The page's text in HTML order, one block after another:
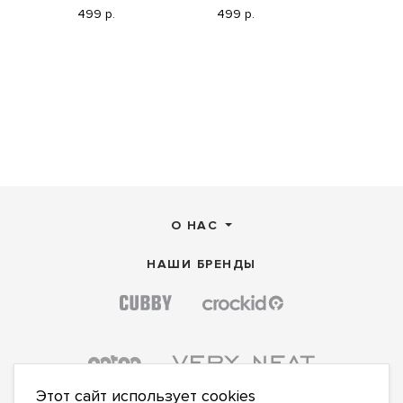
499 р. 499 р.
О НАС
НАШИ БРЕНДЫ
Этот сайт использует cookies